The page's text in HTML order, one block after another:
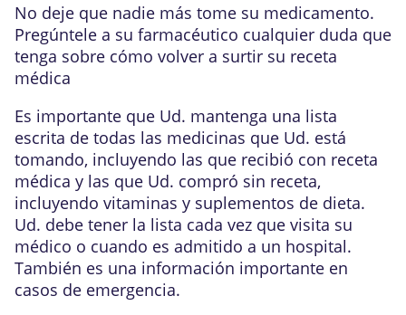
No deje que nadie más tome su medicamento.
Pregúntele a su farmacéutico cualquier duda que
tenga sobre cómo volver a surtir su receta
médica
Es importante que Ud. mantenga una lista
escrita de todas las medicinas que Ud. está
tomando, incluyendo las que recibió con receta
médica y las que Ud. compró sin receta,
incluyendo vitaminas y suplementos de dieta.
Ud. debe tener la lista cada vez que visita su
médico o cuando es admitido a un hospital.
También es una información importante en
casos de emergencia.